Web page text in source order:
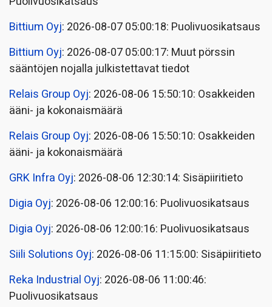
Bittium Oyj: 2026-08-07 05:00:18: Puolivuosikatsaus
Bittium Oyj: 2026-08-07 05:00:17: Muut pörssin
sääntöjen nojalla julkistettavat tiedot
Relais Group Oyj: 2026-08-06 15:50:10: Osakkeiden
ääni- ja kokonaismäärä
Relais Group Oyj: 2026-08-06 15:50:10: Osakkeiden
ääni- ja kokonaismäärä
GRK Infra Oyj: 2026-08-06 12:30:14: Sisäpiiritieto
Digia Oyj: 2026-08-06 12:00:16: Puolivuosikatsaus
Digia Oyj: 2026-08-06 12:00:16: Puolivuosikatsaus
Siili Solutions Oyj: 2026-08-06 11:15:00: Sisäpiiritieto
Reka Industrial Oyj: 2026-08-06 11:00:46:
Puolivuosikatsaus